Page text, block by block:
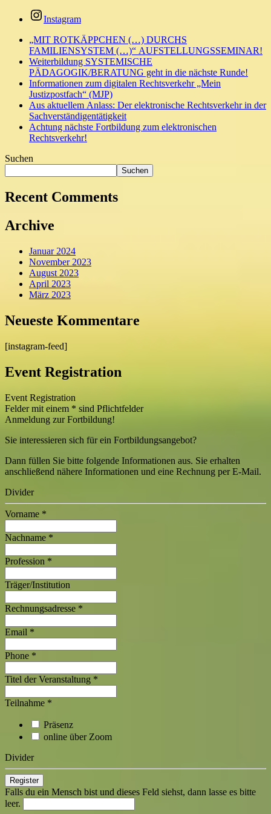
Instagram
„MIT ROTKÄPPCHEN (…) DURCHS
FAMILIENSYSTEM (…)“ AUFSTELLUNGSSEMINAR!
Weiterbildung SYSTEMISCHE
PÄDAGOGIK/BERATUNG geht in die nächste Runde!
Informationen zum digitalen Rechtsverkehr „Mein
Justizpostfach“ (MJP)
Aus aktuellem Anlass: Der elektronische Rechtsverkehr in der
Sachverständigentätigkeit
Achtung nächste Fortbildung zum elektronischen
Rechtsverkehr!
Suchen
Suchen
Recent Comments
Archive
Januar 2024
November 2023
August 2023
April 2023
März 2023
Neueste Kommentare
[instagram-feed]
Event Registration
Event Registration
Felder mit einem * sind Pflichtfelder
Anmeldung zur Fortbildung!
Sie interessieren sich für ein Fortbildungsangebot?
Dann füllen Sie bitte folgende Informationen aus. Sie erhalten
anschließend nähere Informationen und eine Rechnung per E-Mail.
Divider
Vorname *
Nachname *
Profession *
Träger/Institution
Rechnungsadresse *
Email *
Phone *
Titel der Veranstaltung *
Teilnahme *
Präsenz
online über Zoom
Divider
Falls du ein Mensch bist und dieses Feld siehst, dann lasse es bitte
leer.